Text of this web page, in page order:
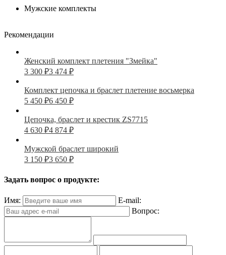
Мужские комплекты
Рекомендации
Женский комплект плетения "Змейка"
3 300 ₽3 474 ₽
Комплект цепочка и браслет плетение восьмерка
5 450 ₽6 450 ₽
Цепочка, браслет и крестик ZS7715
4 630 ₽4 874 ₽
Мужской браслет широкий
3 150 ₽3 650 ₽
Задать вопрос о продукте:
Имя:
E-mail:
Вопрос: